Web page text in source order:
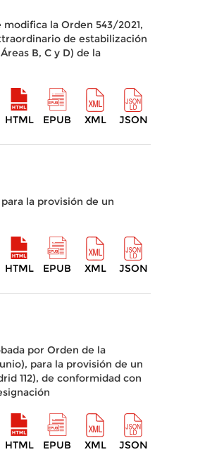
la Orden 543/2021,
de estabilización
B, C y D) de la
HTML EPUB XML JSON
la provisión de un
HTML EPUB XML JSON
por Orden de la
para la provisión de un
112), de conformidad con
HTML EPUB XML JSON